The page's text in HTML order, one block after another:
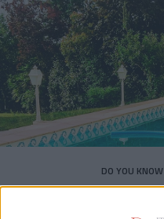
DO YOU